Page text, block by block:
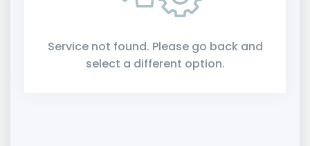
Service not found. Please go back and
select a different option.